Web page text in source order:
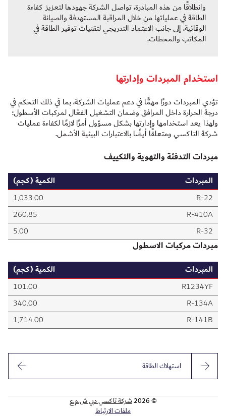
وانطلاقًا من هذه المبادرة، تواصل الشركة جهودها لتعزيز كفاءة
الطاقة في عملياتها من خلال المراقبة المستهدفة والصيانة
الوقائية، إلى جانب الاعتماد التدريجي لتقنيات توفير الطاقة في
المكاتب والمحطات.
استخدام المبردات وإدارتها
تؤدي المبردات دورًا مهمًّا في دعم عمليات الشركة، بما في ذلك التحكم في
درجة الحرارة داخل المرافق وضمان التشغيل الفعّال لمركبات الأسطول؛
ولهذا يعد استخدامها وإدارتها بشكل مسؤول أمرًا لازمًا لكفاءة عمليات
شركة التاكسي ومتعلقًا أيضًا بالاعتبارات البيئية الأشمل.
مبردات التدفئة والتهوية والتكييف
المبردات
الكمية (كجم)
R‑22
1,033.00
R‑410A
260.85
R‑32
5.00
مبردات مركبات الاسطول
المبردات
الكمية (كجم)
R1234YF
101.00
R‑134A
340.00
R‑141B
1,714.00
استهلاك الطاقة
© 2026
شركة تاكسي دبي ش.م.ع
ملفات الارتباط